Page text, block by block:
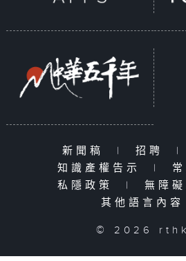
新聞稿 | 招聘 |
知識產權告示
|
私隱政策
| 無障
其他語言內容
© 2026